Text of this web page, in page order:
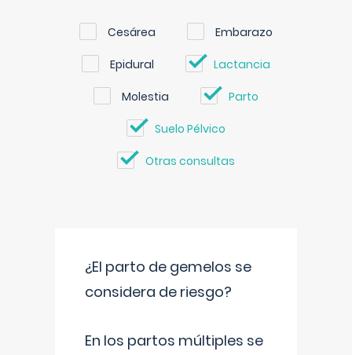
Cesárea Embarazo
Epidural Lactancia
Molestia Parto
Suelo Pélvico
Otras consultas
¿El parto de gemelos se
considera de riesgo?
En los partos múltiples se